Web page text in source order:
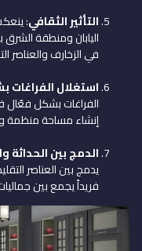
التأثير الثقافي:
اليابان ومنطقة
في الزخارف والعناصر
استغلال
الفراغات بشكل فعّال
إنشاء مساحة منظمة
الدمج بين الحداثة
يدمج بين العناصر
فريداً يجمع بين